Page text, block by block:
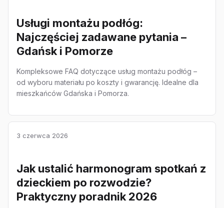
Usługi montażu podłóg:
Najczęściej zadawane pytania –
Gdańsk i Pomorze
Kompleksowe FAQ dotyczące usług montażu podłóg –
od wyboru materiału po koszty i gwarancję. Idealne dla
mieszkańców Gdańska i Pomorza.
3 czerwca 2026
Jak ustalić harmonogram spotkań z
dzieckiem po rozwodzie?
Praktyczny poradnik 2026